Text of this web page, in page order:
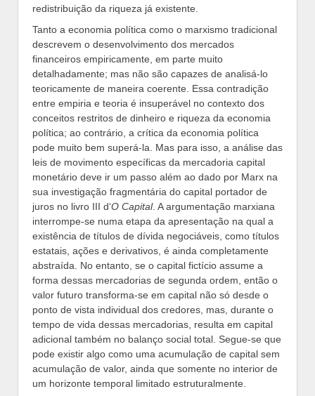
redistribuição da riqueza já existente.
Tanto a economia política como o marxismo tradicional
descrevem o desenvolvimento dos mercados
financeiros empiricamente, em parte muito
detalhadamente; mas não são capazes de analisá-lo
teoricamente de maneira coerente. Essa contradição
entre empiria e teoria é insuperável no contexto dos
conceitos restritos de dinheiro e riqueza da economia
política; ao contrário, a crítica da economia política
pode muito bem superá-la. Mas para isso, a análise das
leis de movimento específicas da mercadoria capital
monetário deve ir um passo além ao dado por Marx na
sua investigação fragmentária do capital portador de
juros no livro III d‘O Capital. A argumentação marxiana
interrompe-se numa etapa da apresentação na qual a
existência de títulos de dívida negociáveis, como títulos
estatais, ações e derivativos, é ainda completamente
abstraída. No entanto, se o capital fictício assume a
forma dessas mercadorias de segunda ordem, então o
valor futuro transforma-se em capital não só desde o
ponto de vista individual dos credores, mas, durante o
tempo de vida dessas mercadorias, resulta em capital
adicional também no balanço social total. Segue-se que
pode existir algo como uma acumulação de capital sem
acumulação de valor, ainda que somente no interior de
um horizonte temporal limitado estruturalmente.